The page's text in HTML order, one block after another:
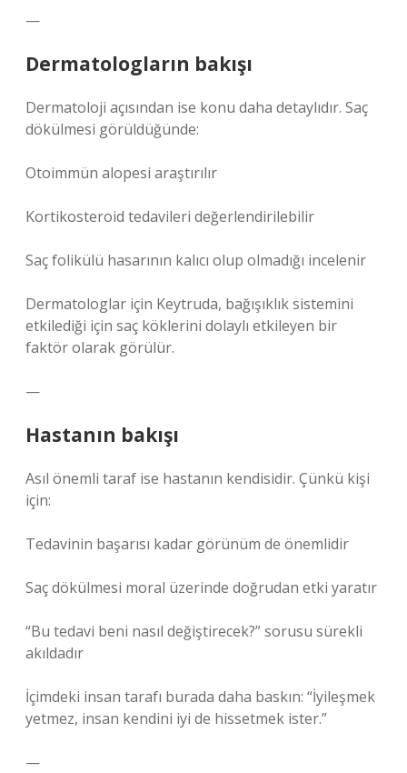
—
Dermatologların bakışı
Dermatoloji açısından ise konu daha detaylıdır. Saç
dökülmesi görüldüğünde:
Otoimmün alopesi araştırılır
Kortikosteroid tedavileri değerlendirilebilir
Saç folikülü hasarının kalıcı olup olmadığı incelenir
Dermatologlar için Keytruda, bağışıklık sistemini
etkilediği için saç köklerini dolaylı etkileyen bir
faktör olarak görülür.
—
Hastanın bakışı
Asıl önemli taraf ise hastanın kendisidir. Çünkü kişi
için:
Tedavinin başarısı kadar görünüm de önemlidir
Saç dökülmesi moral üzerinde doğrudan etki yaratır
“Bu tedavi beni nasıl değiştirecek?” sorusu sürekli
akıldadır
İçimdeki insan tarafı burada daha baskın: “İyileşmek
yetmez, insan kendini iyi de hissetmek ister.”
—